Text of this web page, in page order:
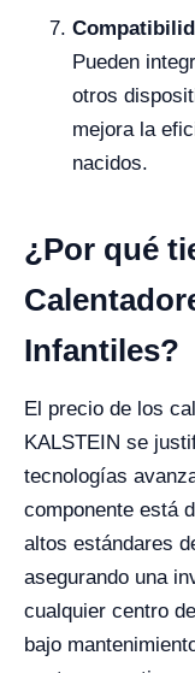
Pueden
otros
mejora la
nacidos.
¿Por qué
Infantiles?
El precio de los
KALSTEIN se
tecnologías
componente está
altos estándares
asegurando una
cualquier centro
bajo